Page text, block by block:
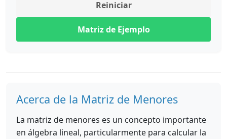
Reiniciar
Matriz de Ejemplo
Acerca de la Matriz de Menores
La matriz de menores es un concepto importante
en álgebra lineal, particularmente para calcular la